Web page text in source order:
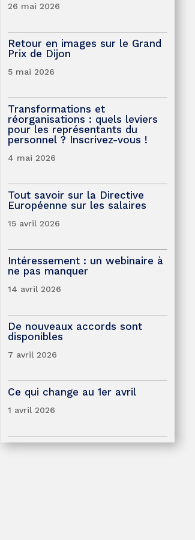
26 mai 2026
Retour en images sur le Grand
Prix de Dijon
5 mai 2026
Transformations et
réorganisations : quels leviers
pour les représentants du
personnel ? Inscrivez-vous !
4 mai 2026
Tout savoir sur la Directive
Européenne sur les salaires
15 avril 2026
Intéressement : un webinaire à
ne pas manquer
14 avril 2026
De nouveaux accords sont
disponibles
7 avril 2026
Ce qui change au 1er avril
1 avril 2026